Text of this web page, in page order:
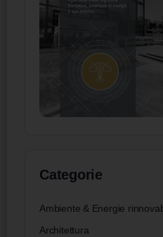
Categorie
Ambiente & Energie
Architettura